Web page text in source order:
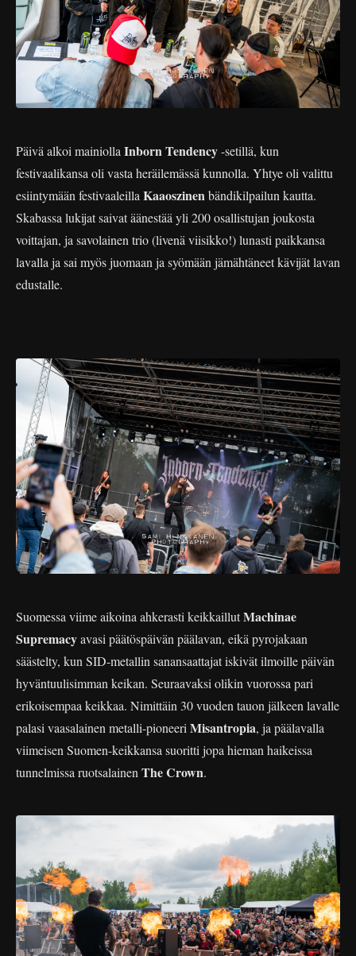
Päivä alkoi mainiolla Inborn Tendency-setillä, kun
festivaalikansa oli vasta heräilemässä kunnolla. Yhtye oli valittu
esiintymään festivaaleilla Kaaoszinenbändikilpailun kautta.
Skabassa lukijat saivat äänestää yli 200 osallistujan joukosta
voittajan, ja savolainen trio (livenä viisikko!) lunasti paikkansa
lavalla ja sai myös juomaan ja syömään jämähtäneet kävijät lavan
edustalle.
Suomessa viime aikoina ahkerasti keikkaillutMachinae
Supremacyavasi päätöspäivän päälavan, eikä pyrojakaan
säästelty, kun SID-metallin sanansaattajat iskivät ilmoille päivän
hyväntuulisimman keikan. Seuraavaksi olikin vuorossa pari
erikoisempaa keikkaa. Nimittäin 30 vuoden tauon jälkeen lavalle
palasi vaasalainen metalli-pioneeriMisantropia, ja päälavalla
viimeisen Suomen-keikkansa suoritti jopa hieman haikeissa
tunnelmissa ruotsalainenThe Crown.